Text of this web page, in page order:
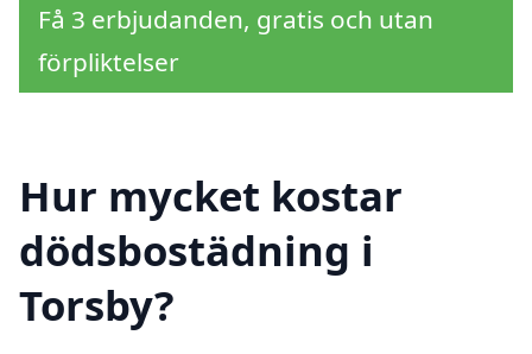
Få 3 erbjudanden, gratis och utan
förpliktelser
Hur mycket kostar
dödsbostädning i
Torsby?